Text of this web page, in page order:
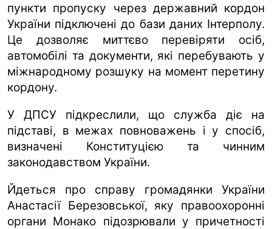
пункти пропуску через державний кордон
України підключені до бази даних Інтерполу.
Це дозволяє миттєво перевіряти осіб,
автомобілі та документи, які перебувають у
міжнародному розшуку на момент перетину
кордону.
У ДПСУ підкреслили, що служба діє на
підставі, в межах повноважень і у спосіб,
визначені Конституцією та чинним
законодавством України.
Йдеться про справу громадянки України
Анастасії Березовської, яку правоохоронні
органи Монако підозрювали у причетності